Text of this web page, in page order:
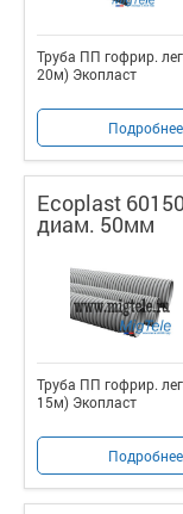
Труба ПП гофрир.
20м) Экопласт
Подробнее
Ecoplast
диам. 50мм
Труба ПП гофрир.
15м) Экопласт
Подробнее